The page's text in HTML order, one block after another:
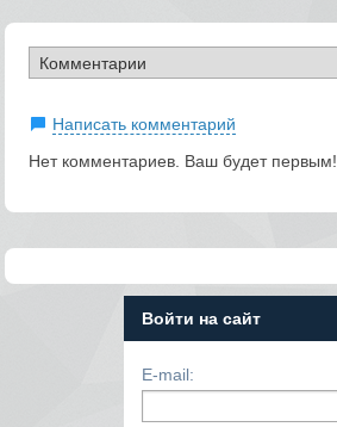
Написать комментарий
Нет комментариев. Ваш будет первым!
Войти на сайт
E-mail: